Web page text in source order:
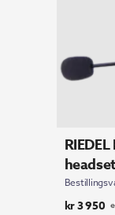
headset
kr3 950